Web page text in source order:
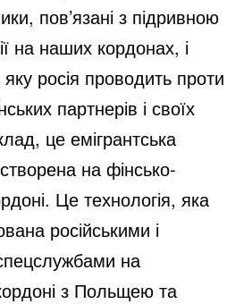
пов’язані з підривною
на наших кордонах, і
яку росія проводить проти
партнерів і своїх
це емігрантська
на фінсько-
Це технологія, яка
російськими і
на
з Польщею та